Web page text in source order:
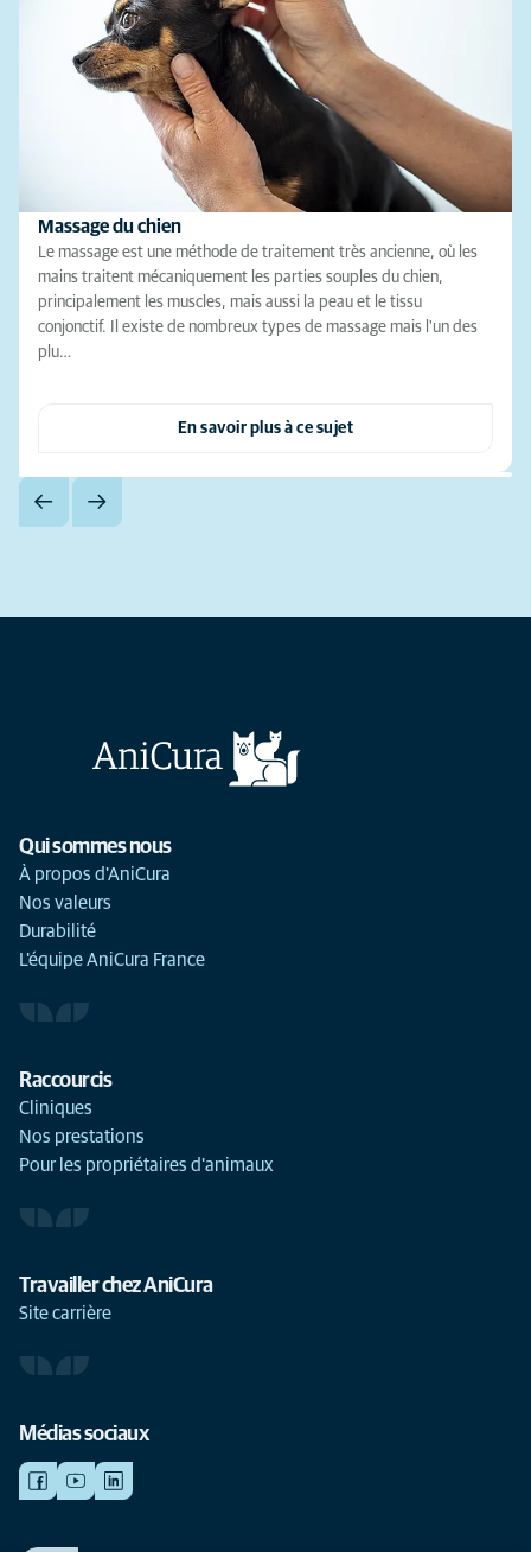
Massage du chien
Le massage est une méthode de traitement très ancienne, où les
mains traitent mécaniquement les parties souples du chien,
principalement les muscles, mais aussi la peau et le tissu
conjonctif. Il existe de nombreux types de massage mais l'un des
plu…
En savoir plus à ce sujet
Qui sommes nous
À propos d'AniCura
Nos valeurs
Durabilité
L'équipe AniCura France
Raccourcis
Cliniques
Nos prestations
Pour les propriétaires d'animaux
Travailler chez AniCura
Site carrière
Médias sociaux